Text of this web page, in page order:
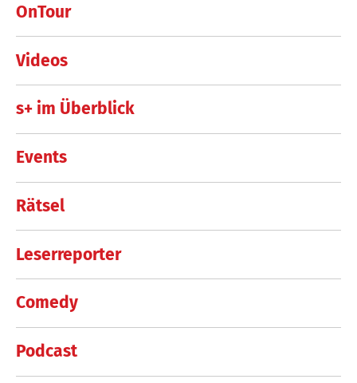
OnTour
Videos
s+ im Überblick
Events
Rätsel
Leserreporter
Comedy
Podcast